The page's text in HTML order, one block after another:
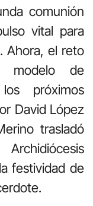
comunión
vital para
Ahora, el reto
modelo de
próximos
David López
trasladó
festividad de